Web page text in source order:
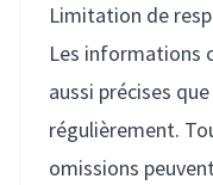
Limitation de
Les informations
aussi précises
régulièrement.
omissions